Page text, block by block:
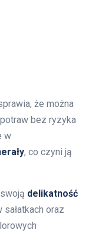
że można
bez ryzyka
w
, co czyni ją
delikatność
sałatkach oraz